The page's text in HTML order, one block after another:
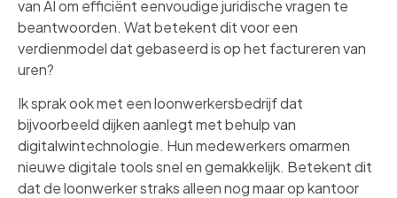
van AI om efficiënt eenvoudige juridische vragen te
beantwoorden. Wat betekent dit voor een
verdienmodel dat gebaseerd is op het factureren van
uren?
Ik sprak ook met een loonwerkersbedrijf dat
bijvoorbeeld dijken aanlegt met behulp van
digitalwintechnologie. Hun medewerkers omarmen
nieuwe digitale tools snel en gemakkelijk. Betekent dit
dat de loonwerker straks alleen nog maar op kantoor